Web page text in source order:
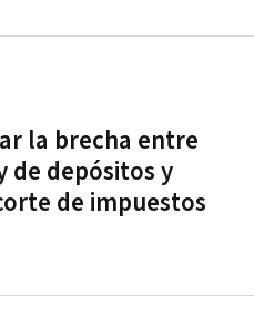
la brecha entre
de depósitos y
de impuestos